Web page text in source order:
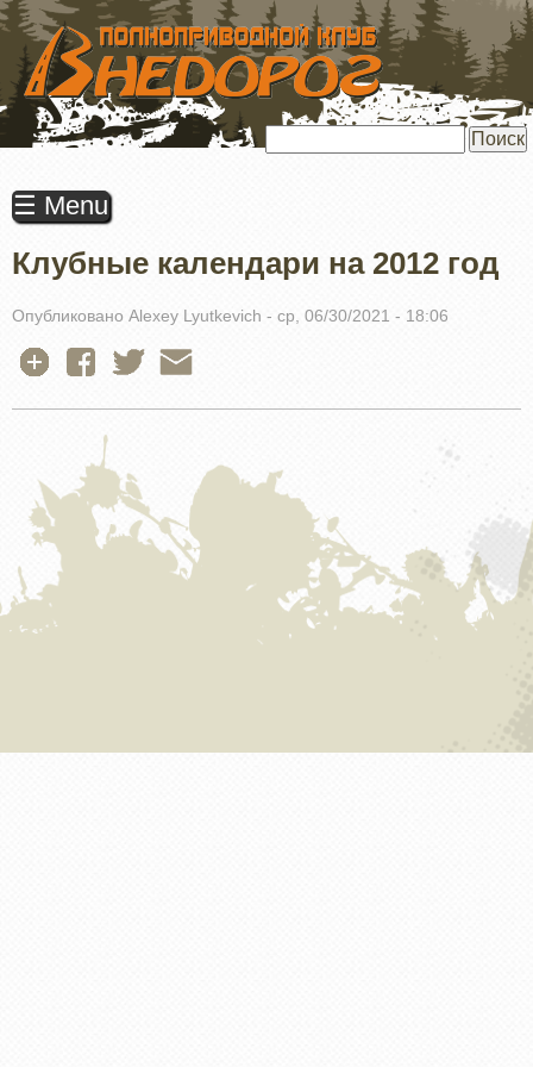
ПЕРЕЙТИ
ОСНОВНОМУ
СОДЕРЖАНИЮ
☰ Menu
Клубные календари на 2012 год
Опубликовано Alexey Lyutkevich - ср, 06/30/2021 - 18:06